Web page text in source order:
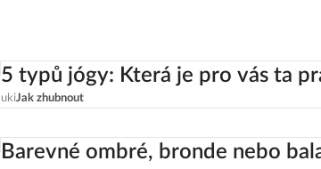
5 typů jógy: Která je pro vás ta
ukiJak zhubnout
Barevné ombré, bronde nebo